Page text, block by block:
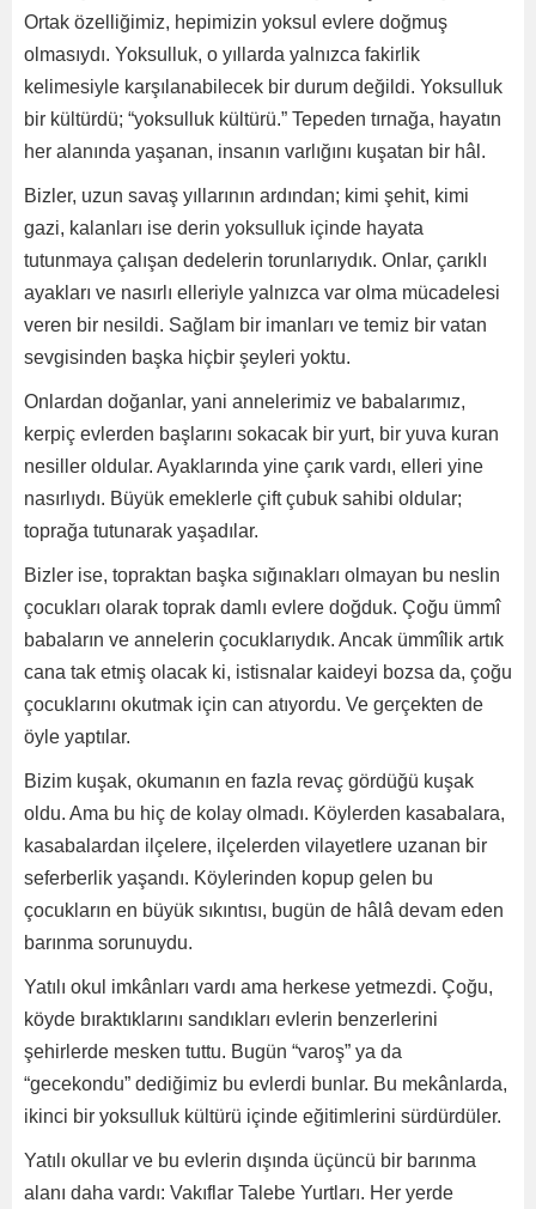
Ortak özelliğimiz, hepimizin yoksul evlere doğmuş
olmasıydı. Yoksulluk, o yıllarda yalnızca fakirlik
kelimesiyle karşılanabilecek bir durum değildi. Yoksulluk
bir kültürdü; “yoksulluk kültürü.” Tepeden tırnağa, hayatın
her alanında yaşanan, insanın varlığını kuşatan bir hâl.
Bizler, uzun savaş yıllarının ardından; kimi şehit, kimi
gazi, kalanları ise derin yoksulluk içinde hayata
tutunmaya çalışan dedelerin torunlarıydık. Onlar, çarıklı
ayakları ve nasırlı elleriyle yalnızca var olma mücadelesi
veren bir nesildi. Sağlam bir imanları ve temiz bir vatan
sevgisinden başka hiçbir şeyleri yoktu.
Onlardan doğanlar, yani annelerimiz ve babalarımız,
kerpiç evlerden başlarını sokacak bir yurt, bir yuva kuran
nesiller oldular. Ayaklarında yine çarık vardı, elleri yine
nasırlıydı. Büyük emeklerle çift çubuk sahibi oldular;
toprağa tutunarak yaşadılar.
Bizler ise, topraktan başka sığınakları olmayan bu neslin
çocukları olarak toprak damlı evlere doğduk. Çoğu ümmî
babaların ve annelerin çocuklarıydık. Ancak ümmîlik artık
cana tak etmiş olacak ki, istisnalar kaideyi bozsa da, çoğu
çocuklarını okutmak için can atıyordu. Ve gerçekten de
öyle yaptılar.
Bizim kuşak, okumanın en fazla revaç gördüğü kuşak
oldu. Ama bu hiç de kolay olmadı. Köylerden kasabalara,
kasabalardan ilçelere, ilçelerden vilayetlere uzanan bir
seferberlik yaşandı. Köylerinden kopup gelen bu
çocukların en büyük sıkıntısı, bugün de hâlâ devam eden
barınma sorunuydu.
Yatılı okul imkânları vardı ama herkese yetmezdi. Çoğu,
köyde bıraktıklarını sandıkları evlerin benzerlerini
şehirlerde mesken tuttu. Bugün “varoş” ya da
“gecekondu” dediğimiz bu evlerdi bunlar. Bu mekânlarda,
ikinci bir yoksulluk kültürü içinde eğitimlerini sürdürdüler.
Yatılı okullar ve bu evlerin dışında üçüncü bir barınma
alanı daha vardı: Vakıflar Talebe Yurtları. Her yerde